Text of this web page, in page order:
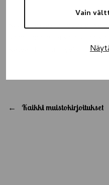
Vain
Kuolemastasi on vuosia.
Kaikki muistokirjoitukset